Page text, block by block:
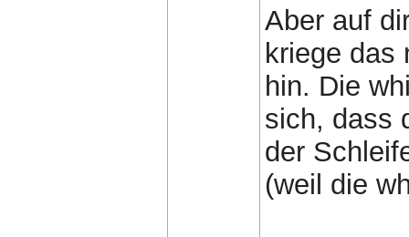
Aber auf
kriege das
hin. Die
sich, dass
der
(weil die